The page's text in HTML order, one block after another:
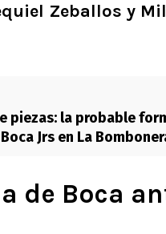
Zeballos y
piezas: la probable
Jrs en La
de Boca